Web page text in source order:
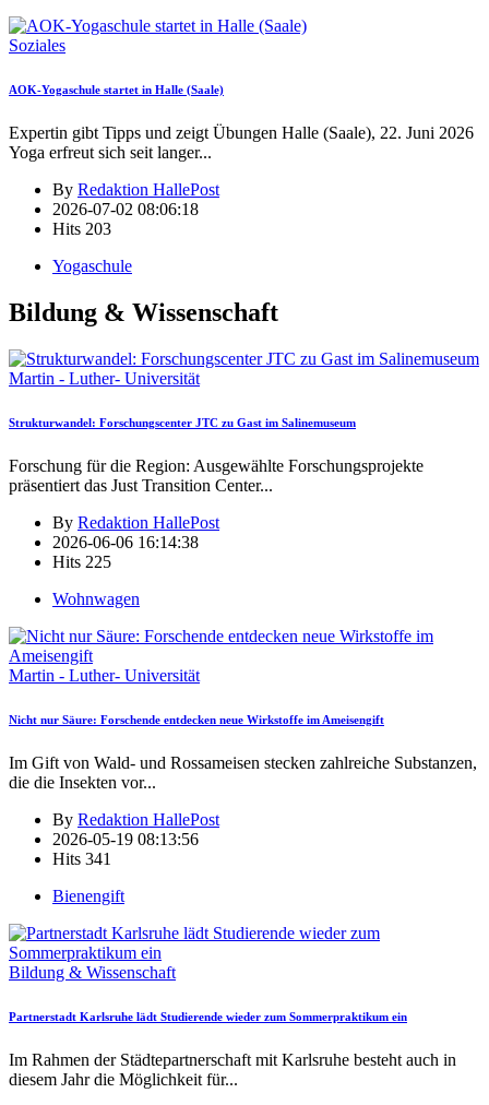
Soziales
AOK-Yogaschule startet in Halle (Saale)
Expertin gibt Tipps und zeigt Übungen Halle (Saale), 22. Juni 2026
Yoga erfreut sich seit langer...
By Redaktion HallePost
2026-07-02 08:06:18
Hits 203
Yogaschule
Bildung & Wissenschaft
Martin - Luther- Universität
Strukturwandel: Forschungscenter JTC zu Gast im Salinemuseum
Forschung für die Region: Ausgewählte Forschungsprojekte
präsentiert das Just Transition Center...
By Redaktion HallePost
2026-06-06 16:14:38
Hits 225
Wohnwagen
Martin - Luther- Universität
Nicht nur Säure: Forschende entdecken neue Wirkstoffe im Ameisengift
Im Gift von Wald- und Rossameisen stecken zahlreiche Substanzen,
die die Insekten vor...
By Redaktion HallePost
2026-05-19 08:13:56
Hits 341
Bienengift
Bildung & Wissenschaft
Partnerstadt Karlsruhe lädt Studierende wieder zum Sommerpraktikum ein
Im Rahmen der Städtepartnerschaft mit Karlsruhe besteht auch in
diesem Jahr die Möglichkeit für...